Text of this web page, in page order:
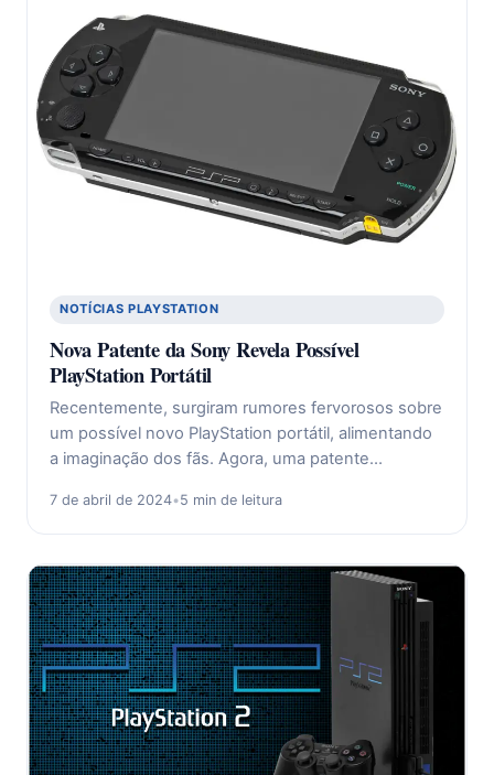
NOTÍCIAS PLAYSTATION
Nova Patente da Sony Revela Possível
PlayStation Portátil
Recentemente, surgiram rumores fervorosos sobre
um possível novo PlayStation portátil, alimentando
a imaginação dos fãs. Agora, uma patente…
7 de abril de 2024•5 min de leitura